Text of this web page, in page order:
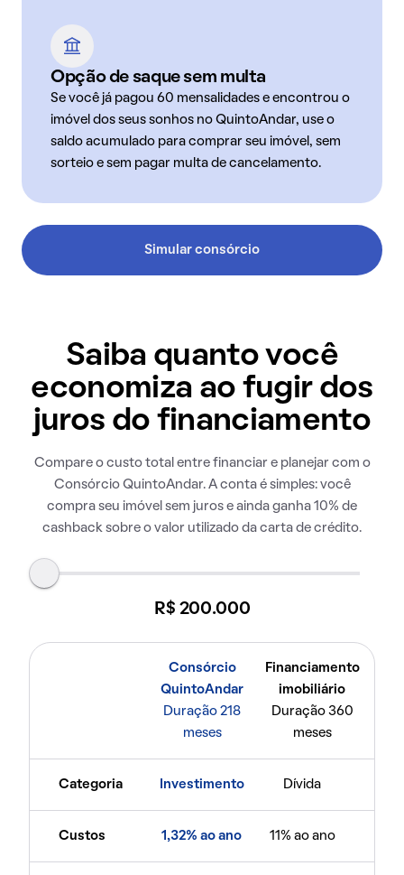
Opção de saque sem multa
Se você já pagou 60 mensalidades e encontrou o
imóvel dos seus sonhos no QuintoAndar, use o
saldo acumulado para comprar seu imóvel, sem
sorteio e sem pagar multa de cancelamento.
Simular consórcio
Saiba quanto você
economiza ao fugir dos
juros do financiamento
Compare o custo total entre financiar e planejar com o
Consórcio QuintoAndar. A conta é simples: você
compra seu imóvel sem juros e ainda ganha 10% de
cashback sobre o valor utilizado da carta de crédito.
R$ 200.000
Consórcio
QuintoAndar
Duração 218
meses
Financiamento
imobiliário
Duração 360
meses
Categoria Investimento Dívida
Custos 1,32% ao ano 11% ao ano